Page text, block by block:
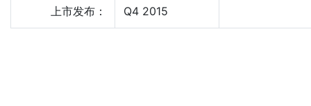
上市发布： Q4 2015